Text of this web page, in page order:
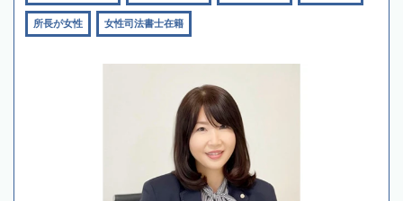
所長が女性 女性司法書士在籍